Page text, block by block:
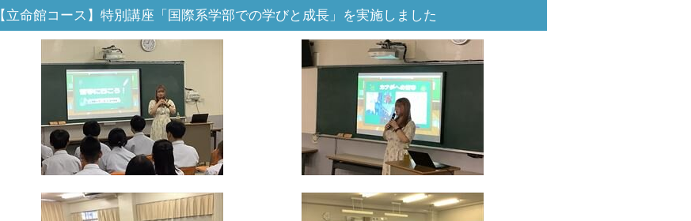
【立命館コース】特別講座「国際系学部での学びと成長」を実施しました